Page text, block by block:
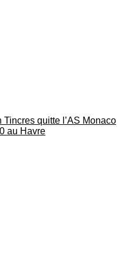
quitte l’AS Monaco
au Havre